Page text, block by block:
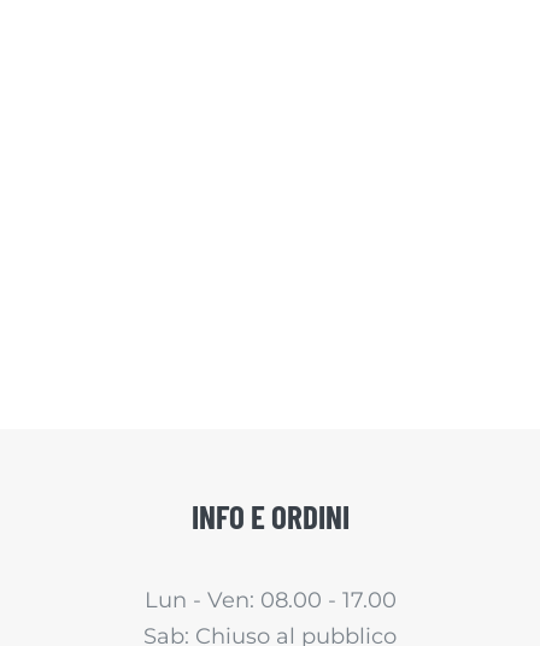
INFO E ORDINI
Lun - Ven: 08.00 - 17.00
Sab: Chiuso al pubblico